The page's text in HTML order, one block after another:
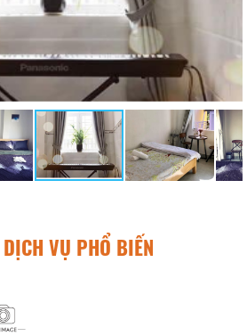
VỤ PHỔ BIẾN